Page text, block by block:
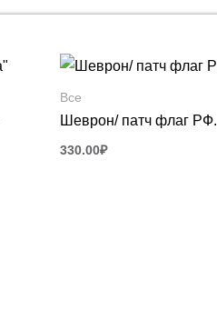
Все
Шеврон/ патч флаг РФ.
330.00₽